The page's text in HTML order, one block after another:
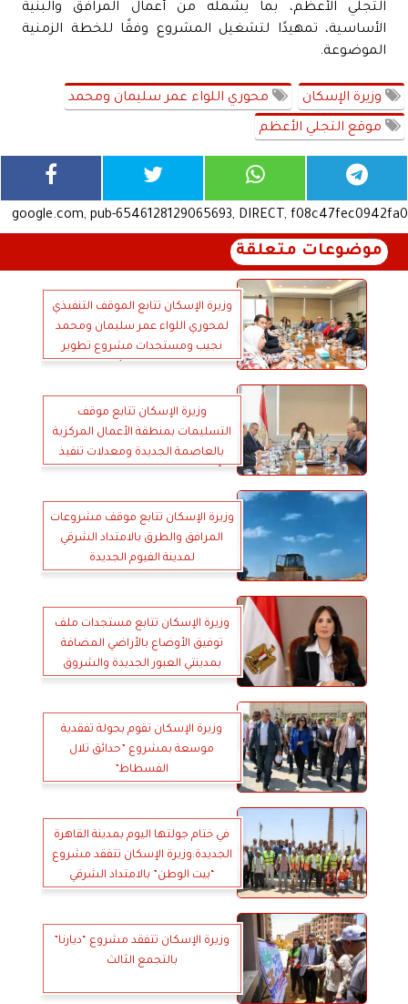
التجلي الأعظم، بما يشمله من أعمال المرافق والبنية
الأساسية، تمهيدًا لتشغيل المشروع وفقًا للخطة الزمنية
الموضوعة.
وزيرة الإسكان محوري اللواء عمر سليمان ومحمد
موقع التجلي الأعظم
google.com, pub-6546128129065693, DIRECT, f08c47fec0942fa0
موضوعات متعلقة
وزيرة الإسكان تتابع الموقف التنفيذي
لمحوري اللواء عمر سليمان ومحمد
نجيب ومستجدات مشروع تطوير
وزيرة الإسكان تتابع موقف
التسليمات بمنطقة الأعمال المركزية
بالعاصمة الجديدة ومعدلات تنفيذ
وزيرة الإسكان تتابع موقف مشروعات
المرافق والطرق بالامتداد الشرقي
لمدينة الفيوم الجديدة
وزيرة الإسكان تتابع مستجدات ملف
توفيق الأوضاع بالأراضي المضافة
بمدينتي العبور الجديدة والشروق
وزيرة الإسكان تقوم بجولة تفقدية
موسعة بمشروع ”حدائق تلال
الفسطاط”
في ختام جولتها اليوم بمدينة القاهرة
الجديدة:وزيرة الإسكان تتفقد مشروع
“بيت الوطن” بالامتداد الشرقي
وزيرة الإسكان تتفقد مشروع “ديارنا”
بالتجمع الثالث